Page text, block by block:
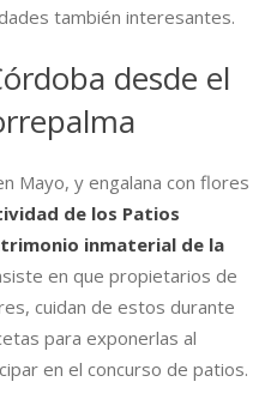
también interesantes.
desde el
Mayo, y engalana con flores
de los Patios
inmaterial de la
en que propietarios de
cuidan de estos durante
para exponerlas al
en el concurso de patios.